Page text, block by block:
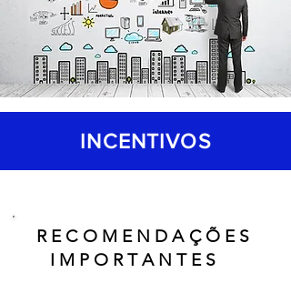
INCENTIVOS
R E C O M E N D A Ç Õ E S
I M P O R T A N T E S